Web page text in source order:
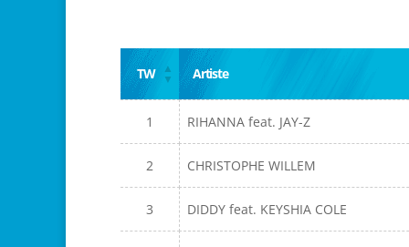
TW Artiste
1 RIHANNA feat. JAY-Z
2 CHRISTOPHE WILLEM
3 DIDDY feat. KEYSHIA COLE